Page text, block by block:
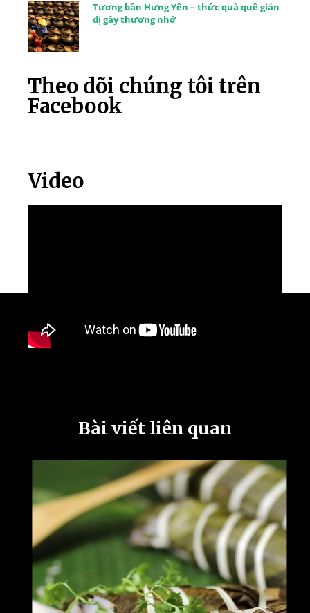
Tương bần Hưng Yên – thức quà quê giản
dị gây thương nhớ
Theo dõi chúng tôi trên
Facebook
Video
Bài viết liên quan